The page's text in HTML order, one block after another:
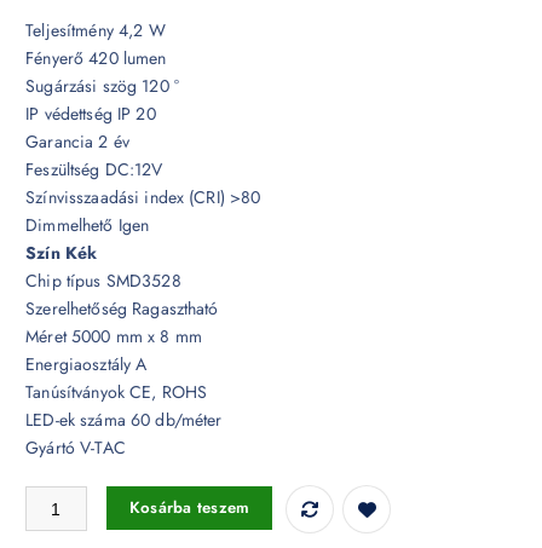
Teljesítmény 4,2 W
Fényerő 420 lumen
Sugárzási szög 120 °
IP védettség IP 20
Garancia 2 év
Feszültség DC:12V
Színvisszaadási index (CRI) >80
Dimmelhető Igen
Szín Kék
Chip típus SMD3528
Szerelhetőség Ragasztható
Méret 5000 mm x 8 mm
Energiaosztály A
Tanúsítványok CE, ROHS
LED-ek száma 60 db/méter
Gyártó V-TAC
4,2W LED szalag 3528 - 60LED/m KÉK IP20 - 212013 mennyiség
Kosárba teszem